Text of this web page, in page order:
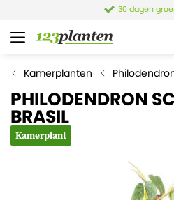
30 dagen groen garantie
Kamerplanten
PHILODENDRON
BRASIL
Kamerplant